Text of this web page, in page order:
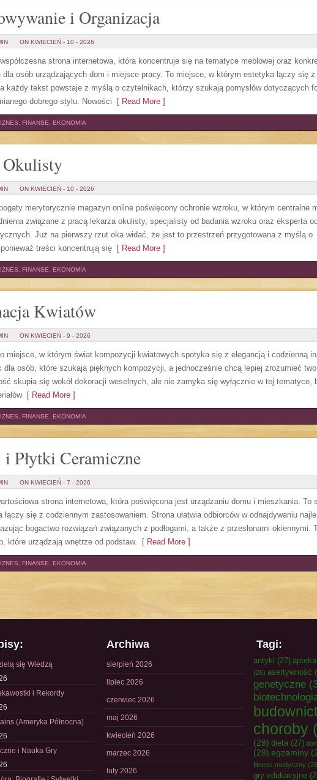
i Organizacja
ON KWIECIEŃ - 10 - 2026
strona internetowa, która koncentruje się na tematyce meblowej oraz
dla osób urządzających dom i miejsce pracy. To miejsce, w którym estetyka łączy się z
każdy tekst powstaje z myślą o czytelnikach, którzy szukają pomysłów dotyczących
dobrego stylu. Nowości [ Read More ]
FINANSE, EKONOMIA
Okulisty
ON KWIECIEŃ - 10 - 2026
merytorycznie magazyn online poświęcony ochronie wzroku, w którym centralne
związane z pracą lekarza okulisty, specjalisty od badania wzroku oraz eksperta
Już na pierwszy rzut oka widać, że jest to przestrzeń przygotowana z myślą o
treści koncentrują się [ Read More ]
FINANSE, EKONOMIA
Kwiatów
ON KWIECIEŃ - 9 - 2026
miejsce, w którym świat kompozycji kwiatowych spotyka się z elegancją i codzienną
dla osób, które szukają pięknych kompozycji, a jednocześnie chcą lepiej zrozumieć
skupia się wokół dekoracji weselnych, ale nie zamyka się wyłącznie w tej tematyce,
[ Read More ]
FINANSE, EKONOMIA
Płytki Ceramiczne
ON KWIECIEŃ - 7 - 2026
strona internetowa, która poświęcona jest urządzaniu domu i mieszkania. To
łączy się z codziennym zastosowaniem. Strona ułatwia odbiorców w odnajdywaniu
bogactwo rozwiązań związanych z podłogami, a także z przesłonami okiennymi.
które urządzają wnętrze od podstaw. [ Read More ]
FINANSE, EKONOMIA
się Wiedzą
i Rekordy
(Ameryka Północna)
i Nauka Gry
Archiwa
sierpień 2026
lipiec 2026
czerwiec 2026
maj 2026
kwiecień 2026
marzec 2026
luty 2026
Tagi:
antyki (27) apteka
(26) asertywność
genetyczne
choroby
(28) dieta (27)
(28) egzaminy
fitness medyczny
gry edukacyjne